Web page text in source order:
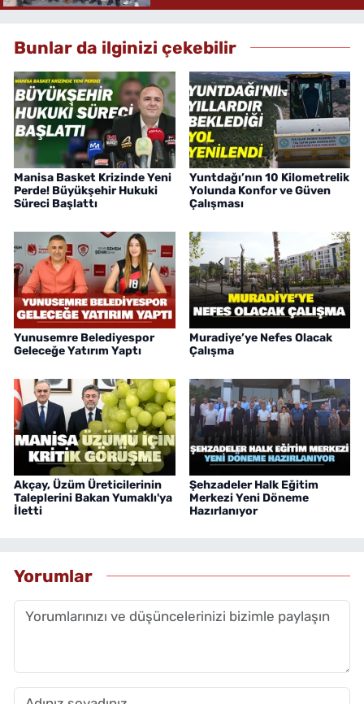
Bunlar da ilginizi çekebilir
Manisa Basket Krizinde Yeni
Perde! Büyükşehir Hukuki
Süreci Başlattı
Yuntdağı’nın 10 Kilometrelik
Yolunda Konfor ve Güven
Çalışması
Yunusemre Belediyespor
Geleceğe Yatırım Yaptı
Muradiye’ye Nefes Olacak
Çalışma
Akçay, Üzüm Üreticilerinin
Taleplerini Bakan Yumaklı'ya
İletti
Şehzadeler Halk Eğitim
Merkezi Yeni Döneme
Hazırlanıyor
Yorumlar